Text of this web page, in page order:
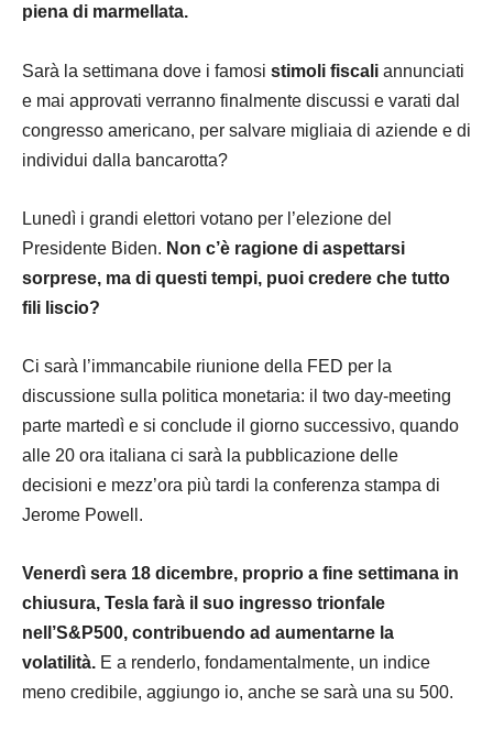
piena di marmellata.
Sarà la settimana dove i famosi stimoli fiscali annunciati
e mai approvati verranno finalmente discussi e varati dal
congresso americano, per salvare migliaia di aziende e di
individui dalla bancarotta?
Lunedì i grandi elettori votano per l’elezione del
Presidente Biden. Non c’è ragione di aspettarsi
sorprese, ma di questi tempi, puoi credere che tutto
fili liscio?
Ci sarà l’immancabile riunione della FED per la
discussione sulla politica monetaria: il two day-meeting
parte martedì e si conclude il giorno successivo, quando
alle 20 ora italiana ci sarà la pubblicazione delle
decisioni e mezz’ora più tardi la conferenza stampa di
Jerome Powell.
Venerdì sera 18 dicembre, proprio a fine settimana in
chiusura, Tesla farà il suo ingresso trionfale
nell’S&P500, contribuendo ad aumentarne la
volatilità. E a renderlo, fondamentalmente, un indice
meno credibile, aggiungo io, anche se sarà una su 500.